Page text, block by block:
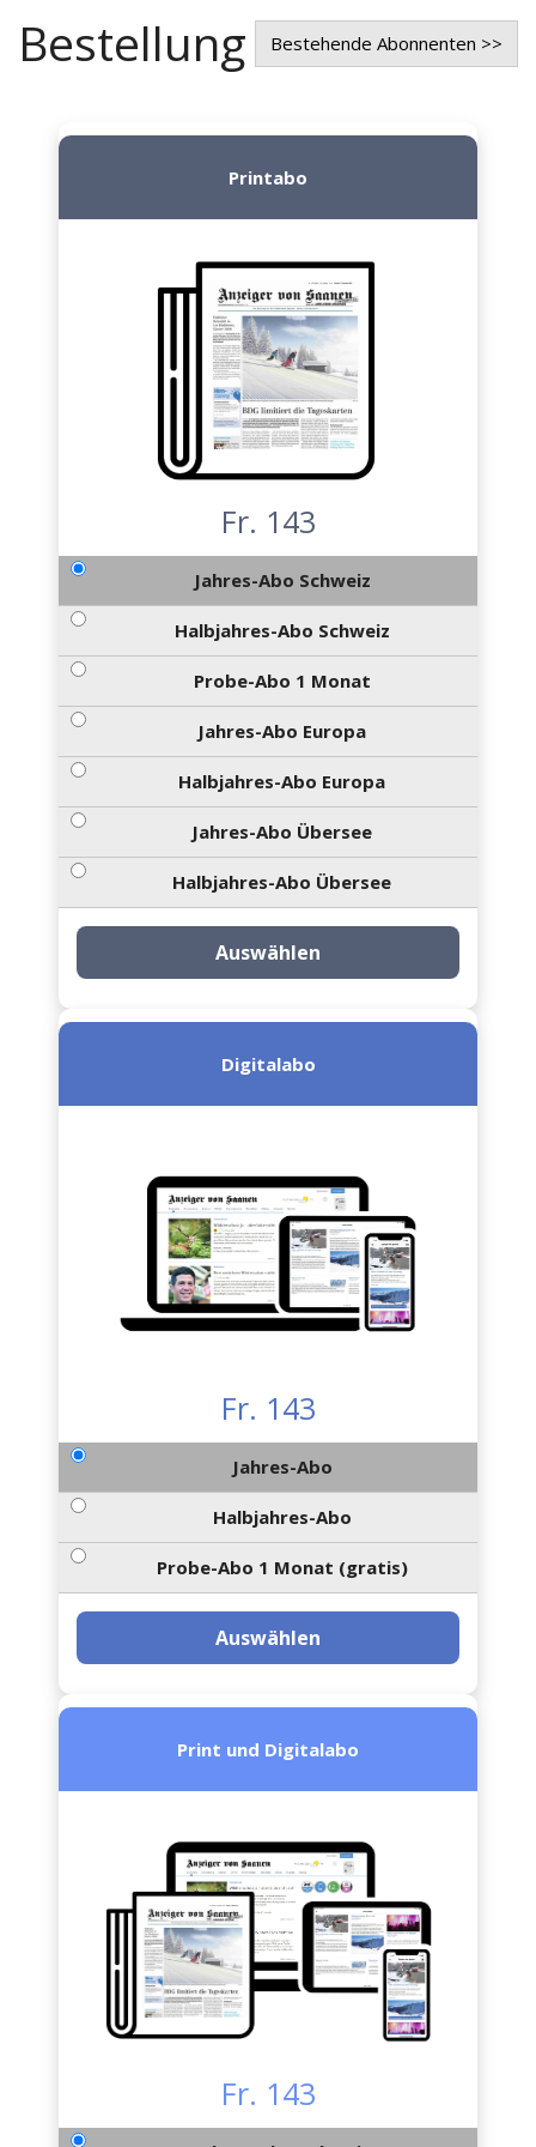
Bestellung Bestehende Abonnenten >>
Printabo
Fr. 143
Jahres-Abo Schweiz
Halbjahres-Abo Schweiz
Probe-Abo 1 Monat
Jahres-Abo Europa
Halbjahres-Abo Europa
Jahres-Abo Übersee
Halbjahres-Abo Übersee
Auswählen
Digitalabo
Fr. 143
Jahres-Abo
Halbjahres-Abo
Probe-Abo 1 Monat (gratis)
Auswählen
Print und Digitalabo
Fr. 143